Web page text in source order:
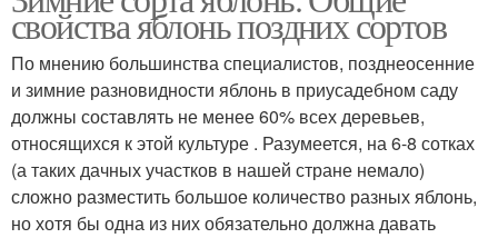
свойства яблонь поздних сортов
По мнению большинства специалистов, позднеосенние
и зимние разновидности яблонь в приусадебном саду
должны составлять не менее 60% всех деревьев,
относящихся к этой культуре . Разумеется, на 6-8 сотках
(а таких дачных участков в нашей стране немало)
сложно разместить большое количество разных яблонь,
но хотя бы одна из них обязательно должна давать